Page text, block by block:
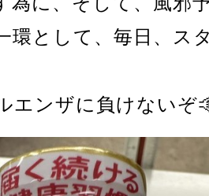
環として、毎日、ス
エンザに負けないぞ